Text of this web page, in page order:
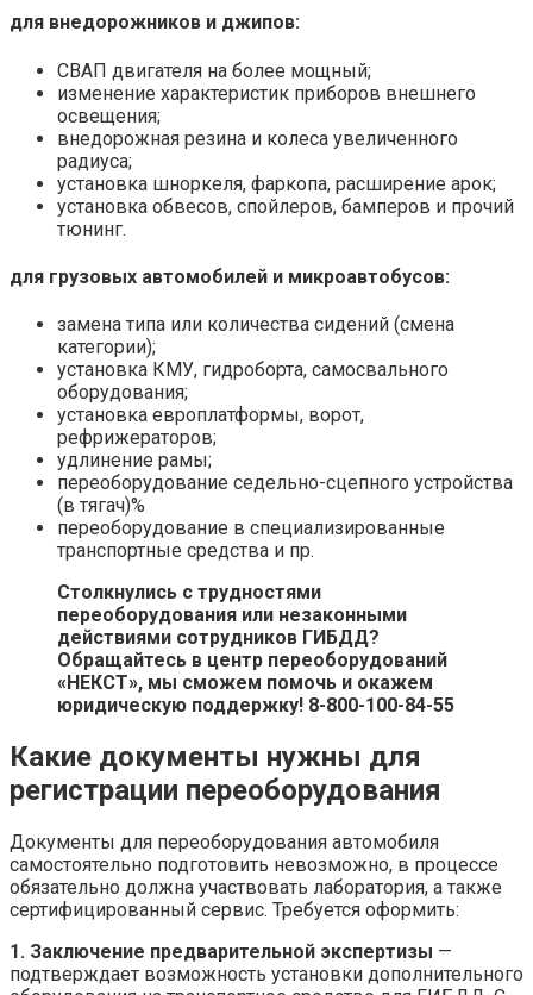
для внедорожников и джипов:
СВАП двигателя на более мощный;
изменение характеристик приборов внешнего
освещения;
внедорожная резина и колеса увеличенного
радиуса;
установка шноркеля, фаркопа, расширение арок;
установка обвесов, спойлеров, бамперов и прочий
тюнинг.
для грузовых автомобилей и микроавтобусов:
замена типа или количества сидений (смена
категории);
установка КМУ, гидроборта, самосвального
оборудования;
установка европлатформы, ворот,
рефрижераторов;
удлинение рамы;
переоборудование седельно-сцепного устройства
(в тягач)%
переоборудование в специализированные
транспортные средства и пр.
Столкнулись с трудностями
переоборудования или незаконными
действиями сотрудников ГИБДД?
Обращайтесь в центр переоборудований
«НЕКСТ», мы сможем помочь и окажем
юридическую поддержку! 8-800-100-84-55
Какие документы нужны для
регистрации переоборудования
Документы для переоборудования автомобиля
самостоятельно подготовить невозможно, в процессе
обязательно должна участвовать лаборатория, а также
сертифицированный сервис. Требуется оформить:
1. Заключение предварительной экспертизы —
подтверждает возможность установки дополнительного